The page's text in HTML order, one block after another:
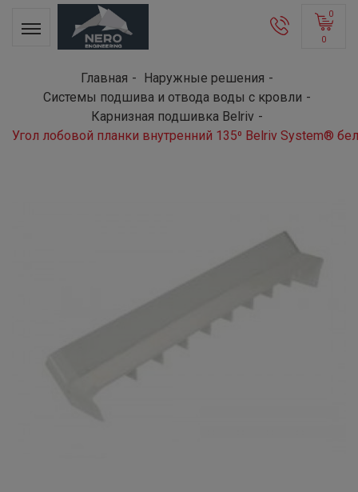
0
0
Главная
Наружные решения
Системы подшива и отвода воды с кровли
Карнизная подшивка Belriv
Угол лобовой планки внутренний 135⁰ Belriv System®